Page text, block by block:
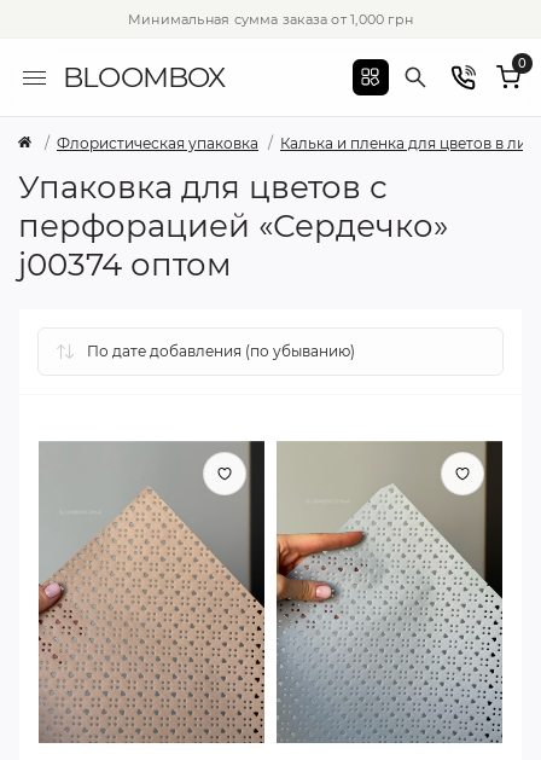
Минимальная сумма заказа от 1,000 грн
BLOOMBOX 0
Флористическая упаковка Калька и пленка для цветов в
Упаковка для цветов с
перфорацией «Сердечко»
j00374 оптом